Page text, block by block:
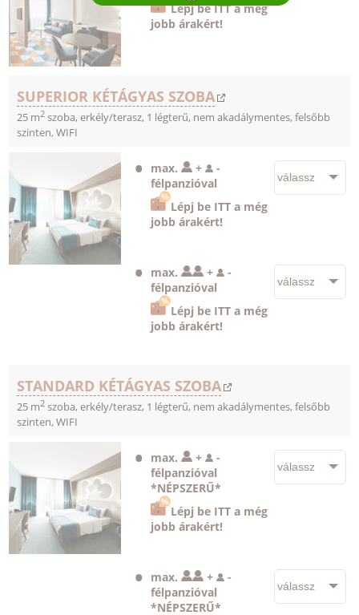
Lépj be ITT a még
jobb árakért!
SUPERIOR KÉTÁGYAS SZOBA
25 m2szoba, erkély/terasz, 1 légterű, nem akadálymentes, felsőbb
szinten, WIFI
max. +
-
félpanzióval
Lépj be ITT a még
jobb árakért!
max. +
-
félpanzióval
Lépj be ITT a még
jobb árakért!
STANDARD KÉTÁGYAS SZOBA
25 m2szoba, erkély/terasz, 1 légterű, nem akadálymentes, felsőbb
szinten, WIFI
max. +
-
félpanzióval
*NÉPSZERŰ*
Lépj be ITT a még
jobb árakért!
max. +
-
félpanzióval
*NÉPSZERŰ*